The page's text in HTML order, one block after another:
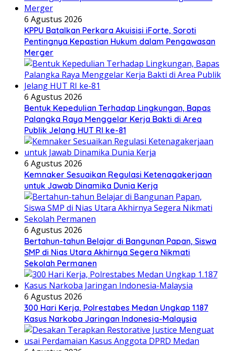
6 Agustus 2026
KPPU Batalkan Perkara Akuisisi iForte, Soroti
Pentingnya Kepastian Hukum dalam Pengawasan
Merger
6 Agustus 2026
Bentuk Kepedulian Terhadap Lingkungan, Bapas
Palangka Raya Menggelar Kerja Bakti di Area
Publik Jelang HUT RI ke-81
6 Agustus 2026
Kemnaker Sesuaikan Regulasi Ketenagakerjaan
untuk Jawab Dinamika Dunia Kerja
6 Agustus 2026
Bertahun-tahun Belajar di Bangunan Papan, Siswa
SMP di Nias Utara Akhirnya Segera Nikmati
Sekolah Permanen
6 Agustus 2026
300 Hari Kerja, Polrestabes Medan Ungkap 1.187
Kasus Narkoba Jaringan Indonesia-Malaysia